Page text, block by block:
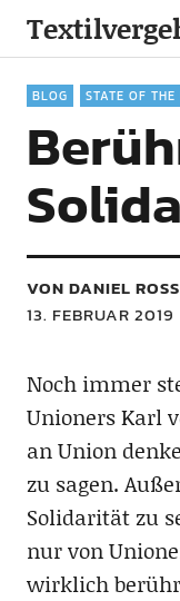
BLOG STATE OF THE
VON DANIEL
13. FEBRUAR 2019
Noch immer
Unioners Karl
an Union
zu sagen.
Solidarität zu
nur von
wirklich